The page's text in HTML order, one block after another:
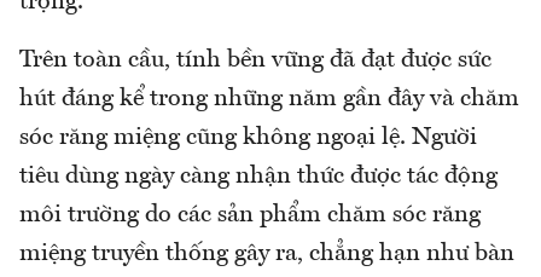
Trên toàn cầu, tính bền vững đã đạt được sức
hút đáng kể trong những năm gần đây và chăm
sóc răng miệng cũng không ngoại lệ. Người
tiêu dùng ngày càng nhận thức được tác động
môi trường do các sản phẩm chăm sóc răng
miệng truyền thống gây ra, chẳng hạn như bàn